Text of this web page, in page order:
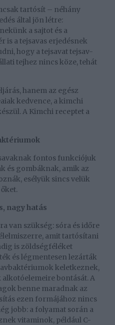
tartósít – néhány
által jön létre:
a sajtot és a
is a tejsavas erjedésnek
hogy a tejsavat tejsav-
tejhez nincs köze, tehát
hanem az egész
kedvence, a kimchi
A Kimchi receptet a
fontos funkciójuk
és gombáknak, amik az
esélyük sincs velük
nagy hatás
van szükség: sóra és időre
amit tartósítani
is zöldségféléket
és légmentesen lezárták
keletkeznek,
bontását. A
benne maradnak az
ezen formájához nincs
jobb: a folyamat során a
vitaminok, például C-